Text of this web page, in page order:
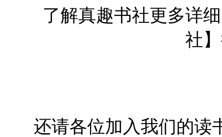
了解真趣书社更多详
社
还请各位加入我们的读